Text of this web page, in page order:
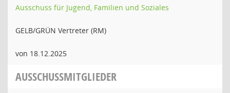
Ausschuss für Jugend, Familien und Soziales
GELB/GRÜN Vertreter (RM)
von 18.12.2025
AUSSCHUSSMITGLIEDER